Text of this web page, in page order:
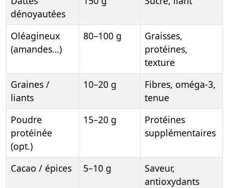
dénoyautées
Oléagineux
(amandes…)
80–100 g
Graisses,
protéines,
texture
Graines /
liants
10–20 g
Fibres, oméga-3,
tenue
Poudre
protéinée
(opt.)
15–20 g
Protéines
supplémentaires
Cacao / épices 5–10 g
Saveur,
antioxydants